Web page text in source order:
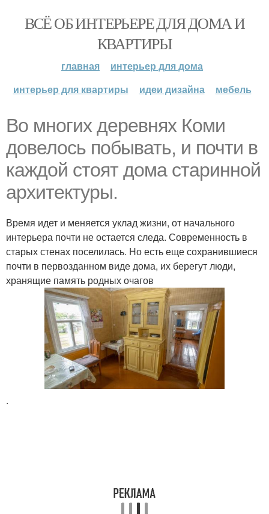
ВСЁ ОБ ИНТЕРЬЕРЕ ДЛЯ ДОМА И
КВАРТИРЫ
главная
интерьер для дома
интерьер для квартиры
идеи дизайна мебель
Во многих деревнях Коми
довелось побывать, и почти в
каждой стоят дома старинной
архитектуры.
Время идет и меняется уклад жизни, от начального
интерьера почти не остается следа. Современность в
старых стенах поселилась. Но есть еще сохранившиеся
почти в первозданном виде дома, их берегут люди,
хранящие память родных очагов
.